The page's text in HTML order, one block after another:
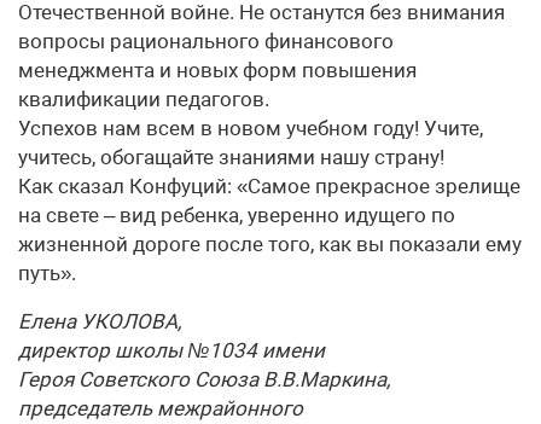
Отечественной войне. Не останутся без внимания
вопросы рационального финансового
менеджмента и новых форм повышения
квалификации педагогов.
Успехов нам всем в новом учебном году! Учите,
учитесь, обогащайте знаниями нашу страну!
Как сказал Конфуций: «Самое прекрасное зрелище
на свете – вид ребенка, уверенно идущего по
жизненной дороге после того, как вы показали ему
путь».
Елена УКОЛОВА,
директор школы №1034 имени
Героя Советского Союза В.В.Маркина,
председатель межрайонного